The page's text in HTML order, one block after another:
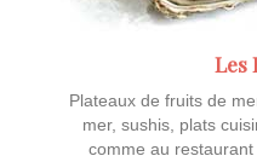
Les
Plateaux de fruits de
mer, sushis, plats
comme au restaurant